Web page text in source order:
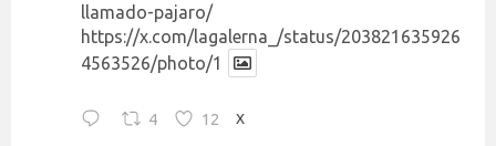
llamado-pajaro/
https://x.com/lagalerna_/status/203821635926
4563526/photo/1
4 12 X